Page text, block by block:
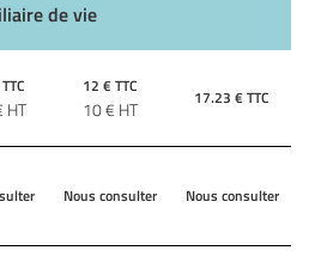
de vie
HT
12 € TTC
10€ HT 17.23 € TTC
Nous consulter Nous consulter